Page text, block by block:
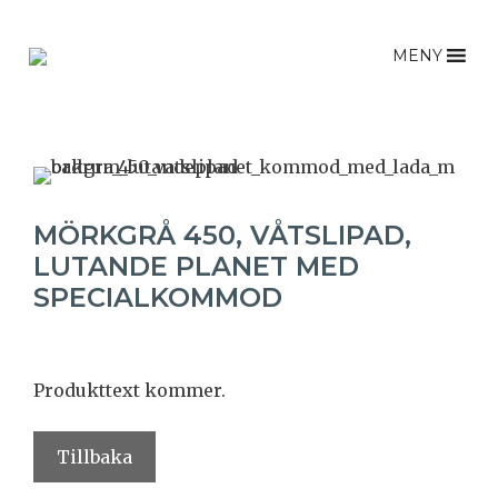
innehåll
MENY
MÖRKGRÅ 450, VÅTSLIPAD,
LUTANDE PLANET MED
SPECIALKOMMOD
Produkttext kommer.
Tillbaka